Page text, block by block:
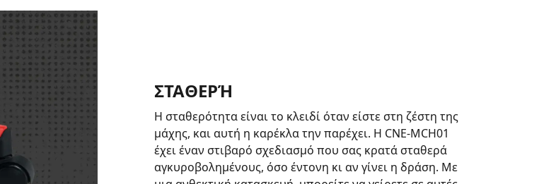
ΣΤΑΘΕΡΉ
Η σταθερότητα είναι το κλειδί όταν είστε στη ζέστη της
μάχης, και αυτή η καρέκλα την παρέχει. Η CNE-MCH01
έχει έναν στιβαρό σχεδιασμό που σας κρατά σταθερά
αγκυροβολημένους, όσο έντονη κι αν γίνει η δράση. Με